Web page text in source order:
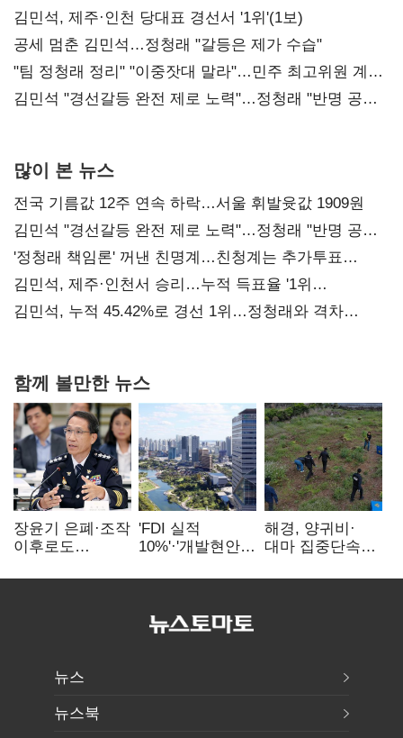
0.86%p(2보)
김민석, 제주·인천 당대표 경선서 '1위'(1보)
공세 멈춘 김민석…정청래 "갈등은 제가 수습"
"팀 정청래 정리" "이중잣대 말라"…민주 최고위원 계파
다툼 격화
김민석 "경선갈등 완전 제로 노력"…정청래 "반명 공세
많이 본 뉴스
전국 기름값 12주 연속 하락…서울 휘발윳값 1909원
김민석 "경선갈등 완전 제로 노력"…정청래 "반명 공세
사과부터"
'정청래 책임론' 꺼낸 친명계…친청계는 추가투표
때리기
김민석, 제주·인천서 승리…누적 득표율 '1위
탈환'(종합)
김민석, 누적 45.42%로 경선 1위…정청래와 격차
함께 볼만한 뉴스
장윤기 은폐·조작
이후로도
내부비위…경찰
'FDI 실적
10%'·'개발현안
인천경제청장
해경, 양귀비·
대마 집중단속…
249명 검거
뉴스
뉴스북